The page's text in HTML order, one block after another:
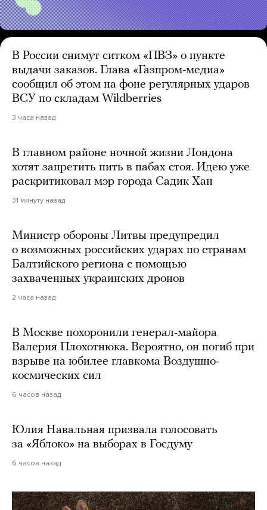
В России снимут ситком «ПВЗ» о пункте
выдачи заказов. Глава «Газпром-медиа»
сообщил об этом на фоне регулярных ударов
ВСУ по складам Wildberries
3 часа назад
В главном районе ночной жизни Лондона
хотят запретить пить в пабах стоя. Идею уже
раскритиковал мэр города Садик Хан
31 минуту назад
Министр обороны Литвы предупредил
о возможных российских ударах по странам
Балтийского региона с помощью
захваченных украинских дронов
2 часа назад
В Москве похоронили генерал-майора
Валерия Плохотнюка. Вероятно, он погиб при
взрыве на юбилее главкома Воздушно-
космических сил
6 часов назад
Юлия Навальная призвала голосовать
за «Яблоко» на выборах в Госдуму
6 часов назад